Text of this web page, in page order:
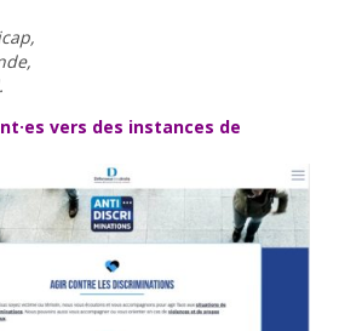
vers des instances de